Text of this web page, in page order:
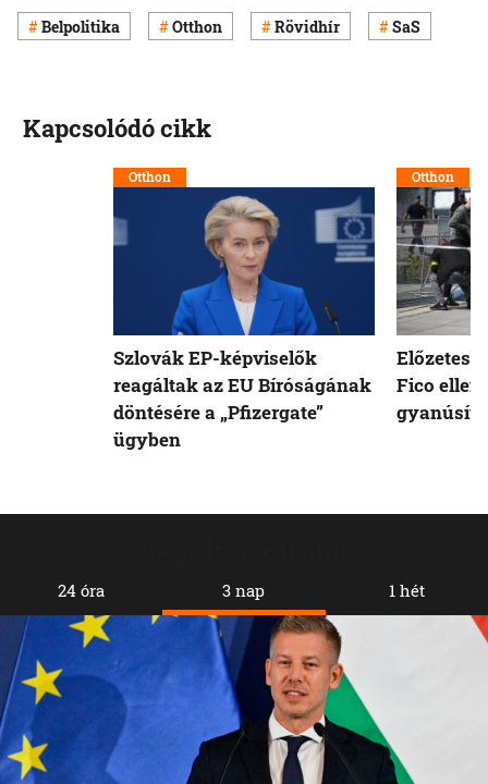
Belpolitika Otthon Rövidhír SaS
24 óra 3 nap 1 hét
Kapcsolódó cikk
Otthon
Szlovák EP-képviselők
reagáltak az EU Bíróságának
döntésére a „Pfizergate”
ügyben
Otthon
Fico